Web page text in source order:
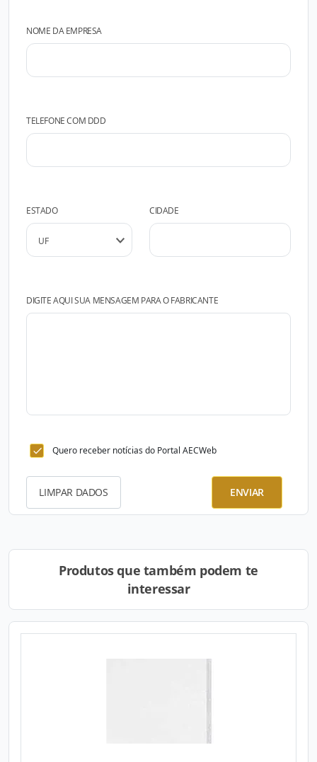
NOME DA EMPRESA
TELEFONE COM DDD
ESTADO CIDADE
DIGITE AQUI SUA MENSAGEM PARA O FABRICANTE
Quero receber notícias do Portal AECWeb
LIMPAR DADOS ENVIAR
Produtos que também podem te
interessar